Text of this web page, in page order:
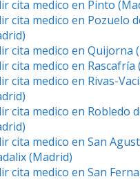
cita medico en Pinto
cita medico en Pozuelo
cita medico en Quijorna
cita medico en Rascafría
cita medico en Rivas-
cita medico en Robledo
cita medico en San
(Madrid)
cita medico en San